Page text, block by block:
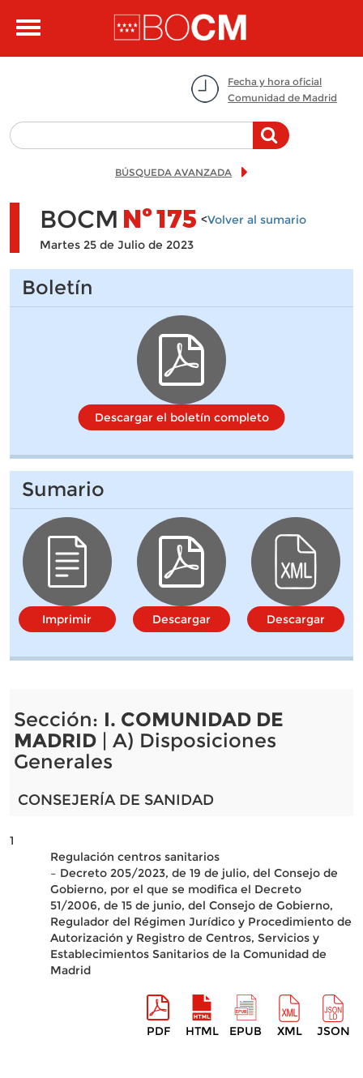
Toggle
Fecha y hora oficial
Comunidad de Madrid
BÚSQUEDA AVANZADA
BOCM Nº175 <Volver al sumario
Martes 25 de Julio de 2023
Boletín
Descargar el boletín completo
Sumario
Imprimir Descargar Descargar
Sección: I. COMUNIDAD DE
MADRID| A) Disposiciones
Generales
CONSEJERÍA DE SANIDAD
1
Regulación centros sanitarios
– Decreto 205/2023, de 19 de julio, del Consejo de
Gobierno, por el que se modifica el Decreto
51/2006, de 15 de junio, del Consejo de Gobierno,
Regulador del Régimen Jurídico y Procedimiento de
Autorización y Registro de Centros, Servicios y
Establecimientos Sanitarios de la Comunidad de
Madrid
PDF HTML EPUB XML JSON